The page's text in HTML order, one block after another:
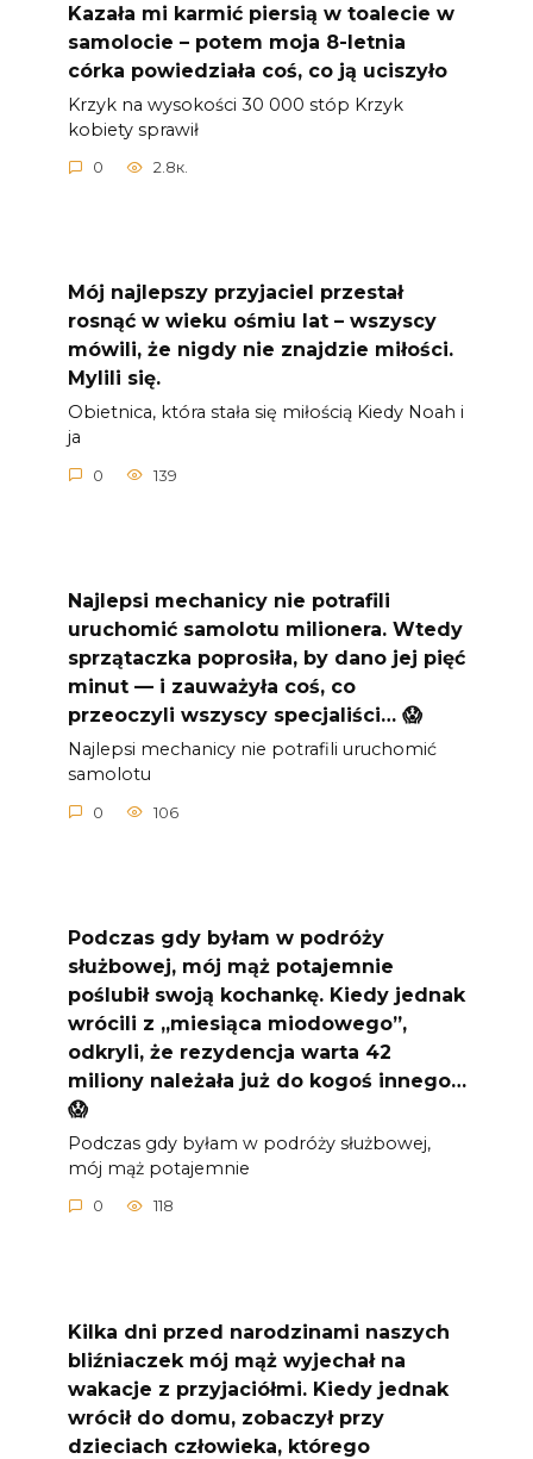
Kazała mi karmić piersią w toalecie w
samolocie – potem moja 8-letnia
córka powiedziała coś, co ją uciszyło
Krzyk na wysokości 30 000 stóp Krzyk
kobiety sprawił
0 2.8к.
Mój najlepszy przyjaciel przestał
rosnąć w wieku ośmiu lat – wszyscy
mówili, że nigdy nie znajdzie miłości.
Mylili się.
Obietnica, która stała się miłością Kiedy Noah i
ja
0 139
Najlepsi mechanicy nie potrafili
uruchomić samolotu milionera. Wtedy
sprzątaczka poprosiła, by dano jej pięć
minut — i zauważyła coś, co
przeoczyli wszyscy specjaliści… 😱
Najlepsi mechanicy nie potrafili uruchomić
samolotu
0 106
Podczas gdy byłam w podróży
służbowej, mój mąż potajemnie
poślubił swoją kochankę. Kiedy jednak
wrócili z „miesiąca miodowego”,
odkryli, że rezydencja warta 42
miliony należała już do kogoś innego…
😱
Podczas gdy byłam w podróży służbowej,
mój mąż potajemnie
0 118
Kilka dni przed narodzinami naszych
bliźniaczek mój mąż wyjechał na
wakacje z przyjaciółmi. Kiedy jednak
wrócił do domu, zobaczył przy
dzieciach człowieka, którego